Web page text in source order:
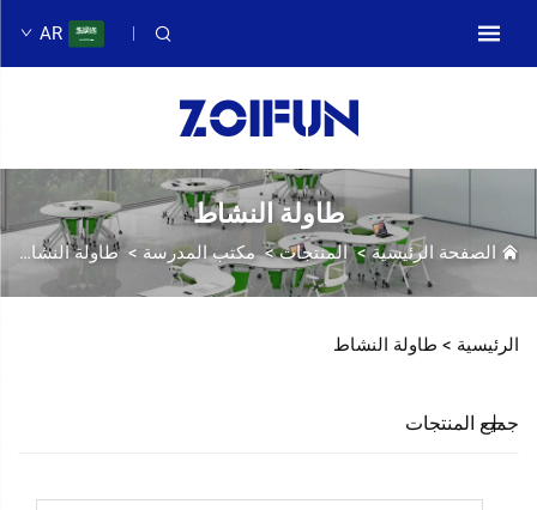
AR
طاولة النشاط
الصفحة الرئيسية>المنتجات>مكتب المدرسة >طاولة النشاط
الرئيسية > طاولة النشاط
جميع المنتجات